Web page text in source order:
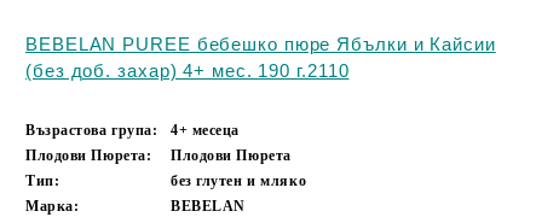
BEBELAN PUREE бебешко пюре Ябълки и Кайсии
(без доб. захар) 4+ мес. 190 г.2110
Възрастова група:
4+ месеца
Плодови Пюрета:
Плодови Пюрета
Тип:
без глутен и мляко
Марка:
BEBELAN